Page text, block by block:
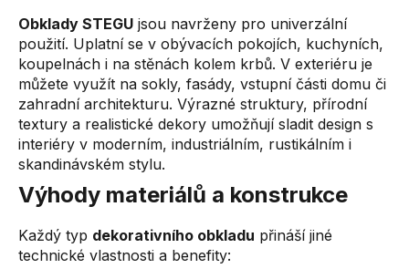
v
ý
p
i
s
u
Obklady STEGU jsou navrženy pro univerzální
použití. Uplatní se v obývacích pokojích, kuchyních,
koupelnách i na stěnách kolem krbů. V exteriéru je
můžete využít na sokly, fasády, vstupní části domu či
zahradní architekturu. Výrazné struktury, přírodní
textury a realistické dekory umožňují sladit design s
interiéry v moderním, industriálním, rustikálním i
skandinávském stylu.
Výhody materiálů a konstrukce
Každý typ dekorativního obkladu přináší jiné
technické vlastnosti a benefity: